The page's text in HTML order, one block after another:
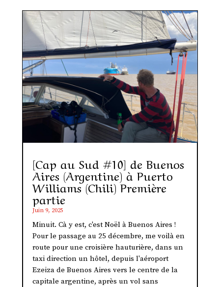
[Cap au Sud #10] de Buenos
Aires (Argentine) à Puerto
Williams (Chili) Première
partie
Juin 9, 2025
Minuit. Cà y est, c'est Noël à Buenos Aires !
Pour le passage au 25 décembre, me voilà en
route pour une croisière hauturière, dans un
taxi direction un hôtel, depuis l'aéroport
Ezeiza de Buenos Aires vers le centre de la
capitale argentine, après un vol sans